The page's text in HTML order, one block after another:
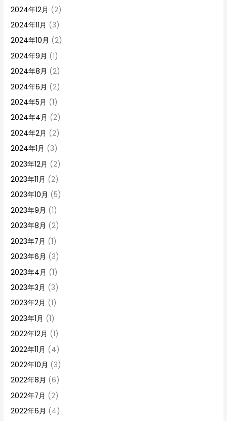
2024年12月 (2)
2024年11月 (3)
2024年10月 (2)
2024年9月 (1)
2024年8月 (2)
2024年6月 (2)
2024年5月 (1)
2024年4月 (2)
2024年2月 (2)
2024年1月 (3)
2023年12月 (2)
2023年11月 (2)
2023年10月 (5)
2023年9月 (1)
2023年8月 (2)
2023年7月 (1)
2023年6月 (3)
2023年4月 (1)
2023年3月 (3)
2023年2月 (1)
2023年1月 (1)
2022年12月 (1)
2022年11月 (4)
2022年10月 (3)
2022年8月 (6)
2022年7月 (2)
2022年6月 (4)